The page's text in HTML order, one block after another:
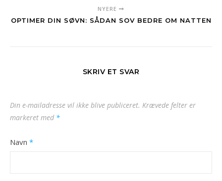
NYERE
OPTIMER DIN SØVN: SÅDAN SOV BEDRE OM NATTEN
SKRIV ET SVAR
Din e-mailadresse vil ikke blive publiceret. Krævede felter er
markeret med *
Navn *